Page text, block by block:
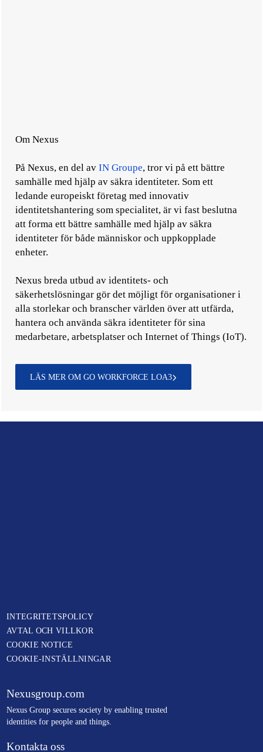
Om Nexus
På Nexus, en del avIN Groupe, tror vi på ett bättre
samhälle med hjälp av säkra identiteter. Som ett
ledande europeiskt företag med innovativ
identitetshantering som specialitet, är vi fast beslutna
att forma ett bättre samhälle med hjälp av säkra
identiteter för både människor och uppkopplade
enheter.
Nexus breda utbud av identitets- och
säkerhetslösningar gör det möjligt för organisationer i
alla storlekar och branscher världen över att utfärda,
hantera och använda säkra identiteter för sina
medarbetare, arbetsplatser och Internet of Things (IoT).
LÄS MER OM GO WORKFORCE LOA3
INTEGRITETSPOLICY
AVTAL OCH VILLKOR
COOKIE NOTICE
COOKIE-INSTÄLLNINGAR
Nexusgroup.com
Nexus Group secures society by enabling trusted
identitiesfor people and things.
Kontakta oss